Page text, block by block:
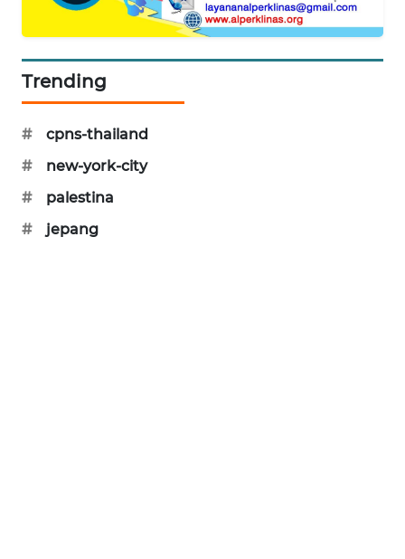
Trending
#
cpns-thailand
#
new-york-city
#
palestina
#
jepang
LKKI
PORTAL
KONSUMEN
FORWAMKI